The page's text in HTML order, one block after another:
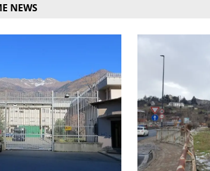
NEWS